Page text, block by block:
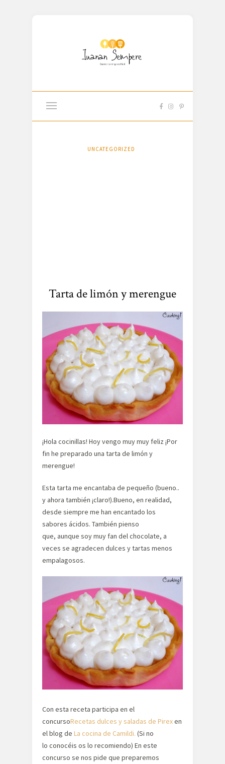
UNCATEGORIZED
Tarta de limón y merengue
¡Hola cocinillas! Hoy vengo muy muy feliz ¡Por
fin he preparado una tarta de limón y
merengue!
Esta tarta me encantaba de pequeño (bueno..
y ahora también ¡claro!).Bueno, en realidad,
desde siempre me han encantado los
sabores ácidos. También pienso
que, aunque soy muy fan del chocolate, a
veces se agradecen dulces y tartas menos
empalagosos.
Con esta receta participa en el
concursoRecetas dulces y saladas de Pirexen
el blog de La cocina de Camildi. (Si no
lo conocéis os lo recomiendo) En este
concurso se nos pide que preparemos